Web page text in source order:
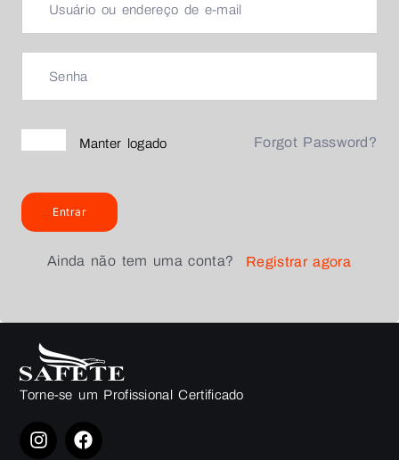
Manter logado Forgot Password?
Entrar
Ainda não tem uma conta? Registrar agora
Torne-se um Profissional Certificado